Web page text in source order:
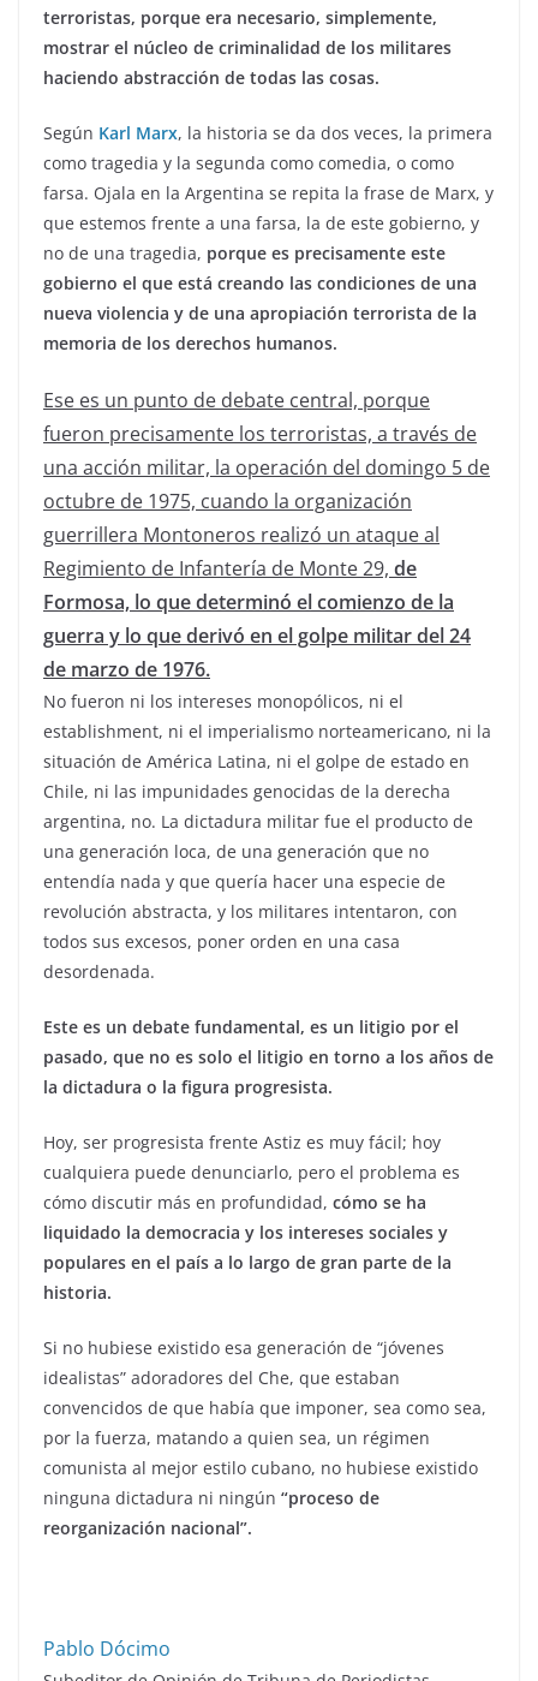
terroristas, porque era necesario, simplemente,
mostrar el núcleo de criminalidad de los militares
haciendo abstracción de todas las cosas.
Según Karl Marx, la historia se da dos veces, la primera
como tragedia y la segunda como comedia, o como
farsa. Ojala en la Argentina se repita la frase de Marx, y
que estemos frente a una farsa, la de este gobierno, y
no de una tragedia, porque es precisamente este
gobierno el que está creando las condiciones de una
nueva violencia y de una apropiación terrorista de la
memoria de los derechos humanos.
Ese es un punto de debate central, porque
fueron precisamente los terroristas, a través de
una acción militar, la operación del domingo 5 de
octubre de 1975, cuando la organización
guerrillera Montoneros realizó un ataque al
Regimiento de Infantería de Monte 29, de
Formosa, lo que determinó el comienzo de la
guerra y lo que derivó en el golpe militar del 24
de marzo de 1976.
No fueron ni los intereses monopólicos, ni el
establishment, ni el imperialismo norteamericano, ni la
situación de América Latina, ni el golpe de estado en
Chile, ni las impunidades genocidas de la derecha
argentina, no. La dictadura militar fue el producto de
una generación loca, de una generación que no
entendía nada y que quería hacer una especie de
revolución abstracta, y los militares intentaron, con
todos sus excesos, poner orden en una casa
desordenada.
Este es un debate fundamental, es un litigio por el
pasado, que no es solo el litigio en torno a los años de
la dictadura o la figura progresista.
Hoy, ser progresista frente Astiz es muy fácil; hoy
cualquiera puede denunciarlo, pero el problema es
cómo discutir más en profundidad, cómo se ha
liquidado la democracia y los intereses sociales y
populares en el país a lo largo de gran parte de la
historia.
Si no hubiese existido esa generación de “jóvenes
idealistas” adoradores del Che, que estaban
convencidos de que había que imponer, sea como sea,
por la fuerza, matando a quien sea, un régimen
comunista al mejor estilo cubano, no hubiese existido
ninguna dictadura ni ningún “proceso de
reorganización nacional”.
Pablo Dócimo